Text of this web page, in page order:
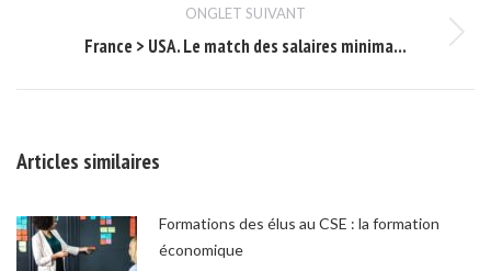
ONGLET SUIVANT
Onglet
France > USA. Le match des salaires minima…
Articles similaires
Formations des élus au CSE : la formation
économique